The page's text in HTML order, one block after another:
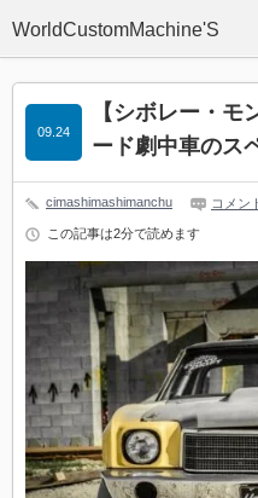
WorldCustomMachine'S
【シボレー・
ード劇中車のス
09.24
cimashimashimanchu コメン
この記事は2分で読めます